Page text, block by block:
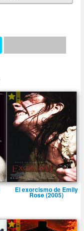
-
El exorcismo de Emily
Rose (2005)
-